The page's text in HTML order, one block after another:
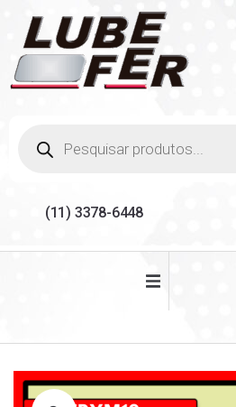
(11) 3378-6448